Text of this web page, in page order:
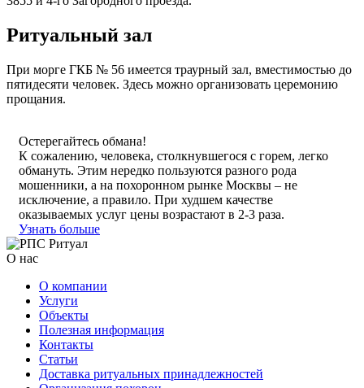
Ритуальный зал
При морге ГКБ № 56 имеется траурный зал, вместимостью до
пятидесяти человек. Здесь можно организовать церемонию
прощания.
Остерегайтесь обмана!
К сожалению, человека, столкнувшегося с горем, легко
обмануть. Этим нередко пользуются разного рода
мошенники, а на похоронном рынке Москвы – не
исключение, а правило. При худшем качестве
оказываемых услуг цены возрастают в 2-3 раза.
Узнать больше
О нас
О компании
Услуги
Объекты
Полезная информация
Контакты
Статьи
Доставка ритуальных принадлежностей